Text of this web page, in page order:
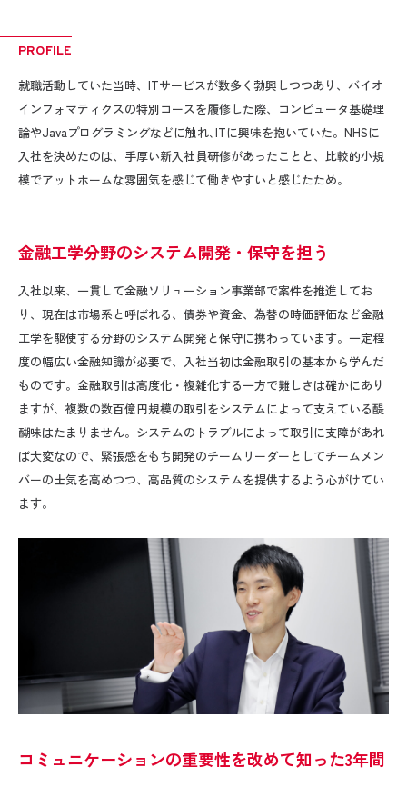
PROFILE
就職活動していた当時、ITサービスが数多く勃興しつつあり、バイオ
インフォマティクスの特別コースを履修した際、コンピュータ基礎理
論やJavaプログラミングなどに触れ､ITに興味を抱いていた。NHSに
入社を決めたのは、手厚い新入社員研修があったことと、比較的小規
模でアットホームな雰囲気を感じて働きやすいと感じたため。
金融工学分野のシステム開発・保守を担う
入社以来、一貫して金融ソリューション事業部で案件を推進してお
り、現在は市場系と呼ばれる、債券や資金、為替の時価評価など金融
工学を駆使する分野のシステム開発と保守に携わっています。一定程
度の幅広い金融知識が必要で、入社当初は金融取引の基本から学んだ
ものです。金融取引は高度化・複雑化する一方で難しさは確かにあり
ますが、複数の数百億円規模の取引をシステムによって支えている醍
醐味はたまりません。システムのトラブルによって取引に支障があれ
ば大変なので、緊張感をもち開発のチームリーダーとしてチームメン
バーの士気を高めつつ、高品質のシステムを提供するよう心がけてい
ます。
コミュニケーションの重要性を改めて知った3年間